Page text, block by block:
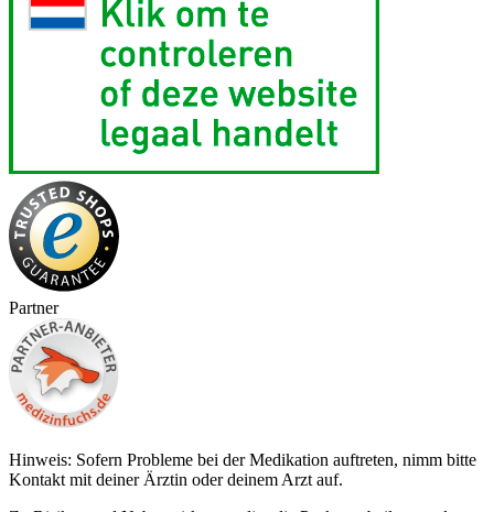
Partner
Hinweis: Sofern Probleme bei der Medikation auftreten, nimm bitte
Kontakt mit deiner Ärztin oder deinem Arzt auf.